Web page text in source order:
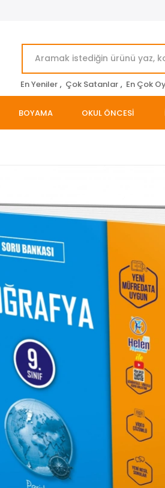
En Yeniler , Çok Satanlar , En Çok
BOYAMA OKUL ÖNCESİ